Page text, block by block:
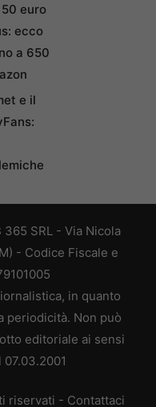
euro
ecco
a 650
e il
SRL - Via Nicola
- Codice Fiscale e
in quanto
periodicità. Non può
editoriale ai sensi
riservati - Contattaci